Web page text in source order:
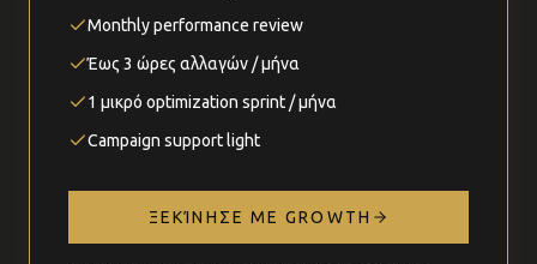
Monthly performance review
Έως 3 ώρες αλλαγών / μήνα
1 μικρό optimization sprint / μήνα
Campaign support light
ΞΕΚΊΝΗΣΕ ΜΕ GROWTH